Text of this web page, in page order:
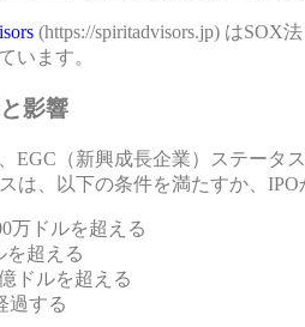
(https://spiritadvisors.jp) はSOX
います。
影響
EGC（新興成長企業）ステータ
は、以下の条件を満たすか、
万ドルを超える
を超える
ドルを超える
過する